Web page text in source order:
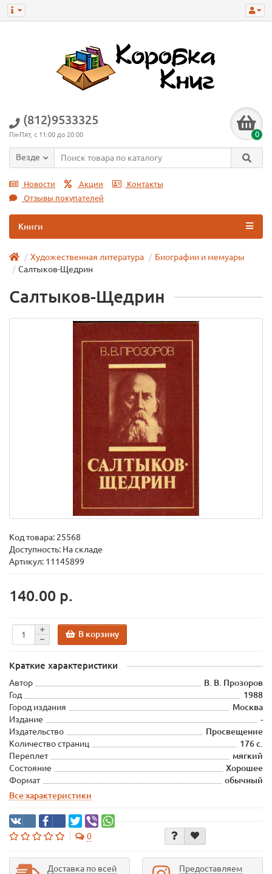
(812)9533325
Пн-Пят, с 11:00 до 20:00 0
Везде
Новости Акции
Контакты
Отзывы покупателей
Книги
Художественная литература
Биографии и мемуары
Салтыков-Щедрин
Салтыков-Щедрин
Код товара: 25568
Доступность: На складе
Артикул: 11145899
140.00 р.
В корзину
Краткие характеристики
Автор
В. В. Прозоров
Год
1988
Город издания
Москва
Издание
-
Издательство
Просвещение
Количество страниц
176 с.
Переплет
мягкий
Состояние
Хорошее
Формат
обычный
Все характеристики
0
Доставка по всей
Предоставляем